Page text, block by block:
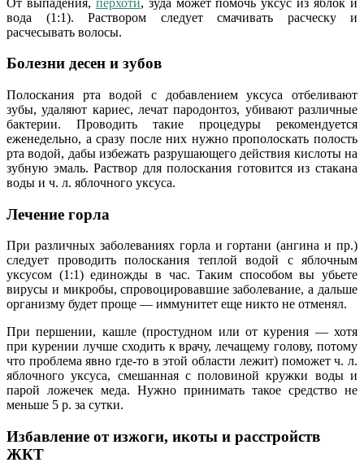
вода (1:1). Раствором следует смачивать расческу и
расчесывать волосы.
Болезни десен и зубов
Полоскания рта водой с добавлением уксуса отбеливают
зубы, удаляют кариес, лечат пародонтоз, убивают различные
бактерии. Проводить такие процедуры рекомендуется
еженедельно, а сразу после них нужно прополоскать полость
рта водой, дабы избежать разрушающего действия кислоты на
зубную эмаль. Раствор для полоскания готовится из стакана
воды и ч. л. яблочного уксуса.
Лечение горла
При различных заболеваниях горла и гортани (ангина и пр.)
следует проводить полоскания теплой водой с яблочным
уксусом (1:1) единожды в час. Таким способом вы убьете
вирусы и микробы, спровоцировавшие заболевание, а дальше
организму будет проще — иммунитет еще никто не отменял.
При першении, кашле (простудном или от курения — хотя
при курении лучше сходить к врачу, лечащему голову, потому
что проблема явно где-то в этой области лежит) поможет ч. л.
яблочного уксуса, смешанная с половиной кружки воды и
парой ложечек меда. Нужно принимать такое средство не
меньше 5 р. за сутки.
Избавление от изжоги, икоты и расстройств
ЖКТ